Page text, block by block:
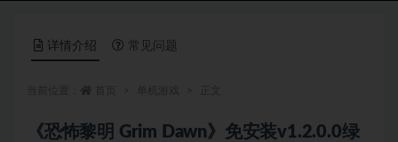
详情介绍 常见问题
《恐怖黎明 Grim Dawn》免安装v1.2.0.0绿